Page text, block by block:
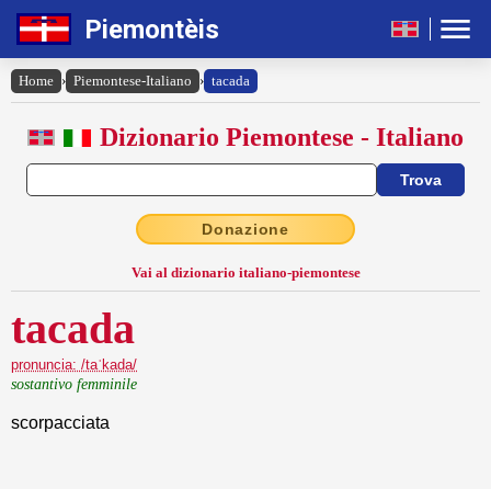
Piemontèis
Home › Piemontese-Italiano › tacada
Dizionario Piemontese - Italiano
Donazione
Vai al dizionario italiano-piemontese
tacada
pronuncia: /taˈkada/
sostantivo femminile
scorpacciata